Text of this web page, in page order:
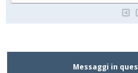
Messaggi in